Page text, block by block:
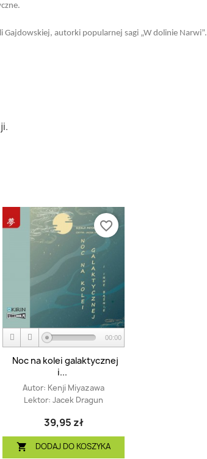
autorki popularnej sagi „W dolinie Narwi”.
00:00
Noc na kolei galaktycznej
i...
Autor: Kenji Miyazawa
Lektor: Jacek Dragun
39,95 zł
 DODAJ DO KOSZYKA
favorite_border